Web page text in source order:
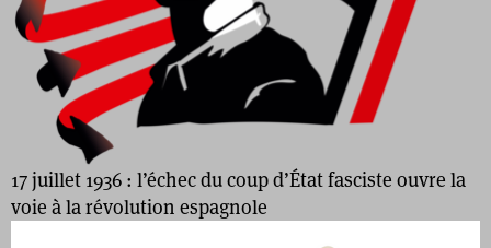
17 juillet 1936 : l’échec du coup d’État fasciste ouvre la
voie à la révolution espagnole